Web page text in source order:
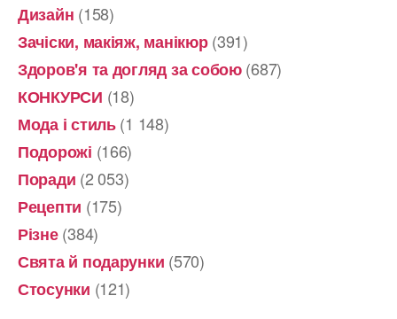
Дизайн (158)
Зачіски, макіяж, манікюр(391)
Здоров'я та догляд за собою(687)
КОНКУРСИ (18)
Мода і стиль(1 148)
Подорожі (166)
Поради (2 053)
Рецепти (175)
Різне(384)
Свята й подарунки (570)
Стосунки (121)